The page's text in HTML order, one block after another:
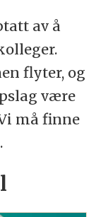
av å
flyter, og
være
må finne